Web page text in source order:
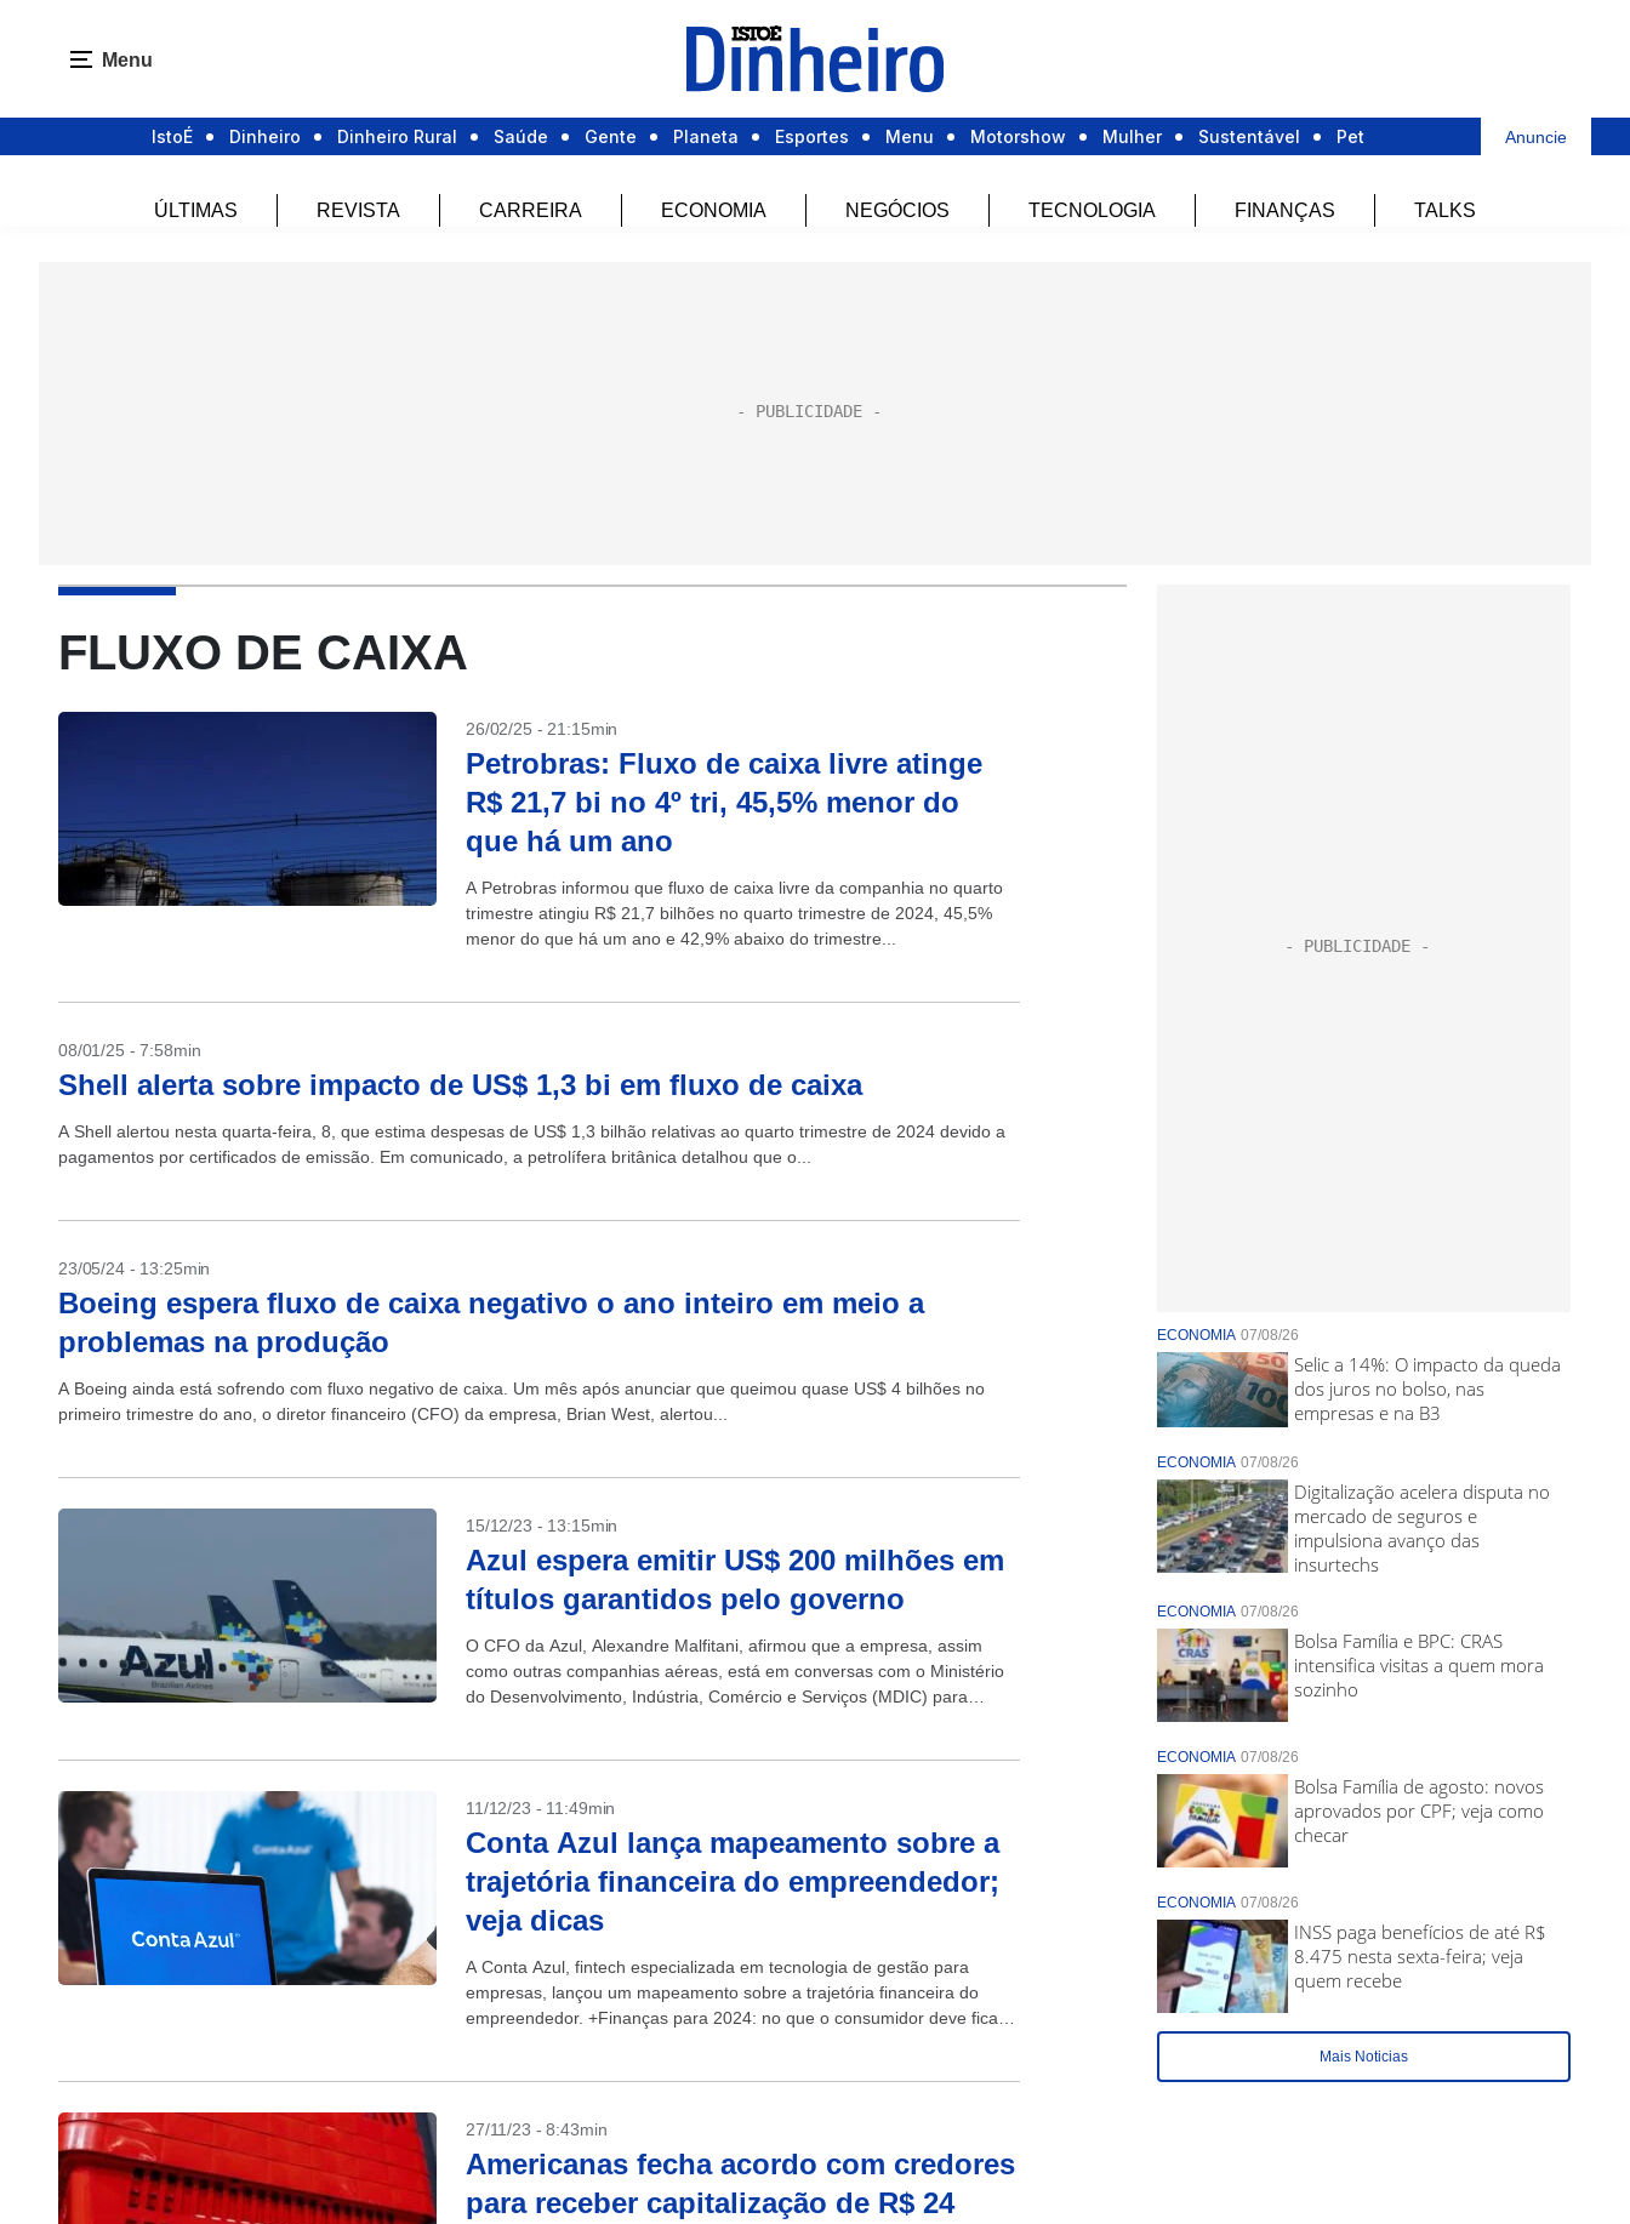
Menu
IstoÉ Dinheiro Dinheiro Rural Saúde Gente Planeta Esportes Menu Motorshow Mulher Sustentável Pet Anuncie
ÚLTIMAS REVISTA CARREIRA ECONOMIA NEGÓCIOS TECNOLOGIA FINANÇAS TALKS
FLUXO DE CAIXA
26/02/25 - 21:15min
Petrobras: Fluxo de caixa livre atinge
R$ 21,7 bi no 4º tri, 45,5% menor do
que há um ano
A Petrobras informou que fluxo de caixa livre da companhia no quarto
trimestre atingiu R$ 21,7 bilhões no quarto trimestre de 2024, 45,5%
menor do que há um ano e 42,9% abaixo do trimestre...
08/01/25 - 7:58min
Shell alerta sobre impacto de US$ 1,3 bi em fluxo de caixa
A Shell alertou nesta quarta-feira, 8, que estima despesas de US$ 1,3 bilhão relativas ao quarto trimestre de 2024 devido a
pagamentos por certificados de emissão. Em comunicado, a petrolífera britânica detalhou que o...
23/05/24 - 13:25min
Boeing espera fluxo de caixa negativo o ano inteiro em meio a
problemas na produção
A Boeing ainda está sofrendo com fluxo negativo de caixa. Um mês após anunciar que queimou quase US$ 4 bilhões no
primeiro trimestre do ano, o diretor financeiro (CFO) da empresa, Brian West, alertou...
15/12/23 - 13:15min
Azul espera emitir US$ 200 milhões em
títulos garantidos pelo governo
O CFO da Azul, Alexandre Malfitani, afirmou que a empresa, assim
como outras companhias aéreas, está em conversas com o Ministério
do Desenvolvimento, Indústria, Comércio e Serviços (MDIC) para
11/12/23 - 11:49min
Conta Azul lança mapeamento sobre a
trajetória financeira do empreendedor;
veja dicas
A Conta Azul, fintech especializada em tecnologia de gestão para
empresas, lançou um mapeamento sobre a trajetória financeira do
empreendedor. +Finanças para 2024: no que o consumidor deve ficar
27/11/23 - 8:43min
Americanas fecha acordo com credores
para receber capitalização de R$ 24
ECONOMIA 07/08/26
Selic a 14%: O impacto da queda
dos juros no bolso, nas
empresas e na B3
ECONOMIA 07/08/26
Digitalização acelera disputa no
mercado de seguros e
impulsiona avanço das
insurtechs
ECONOMIA 07/08/26
Bolsa Família e BPC: CRAS
intensifica visitas a quem mora
sozinho
ECONOMIA 07/08/26
Bolsa Família de agosto: novos
aprovados por CPF; veja como
checar
ECONOMIA 07/08/26
INSS paga benefícios de até R$
8.475 nesta sexta-feira; veja
quem recebe
Mais Noticias